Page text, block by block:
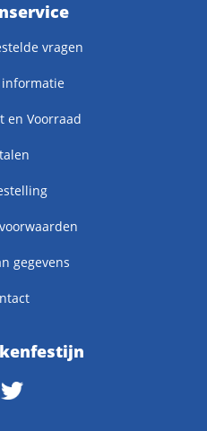
vragen
en Voorraad
gegevens